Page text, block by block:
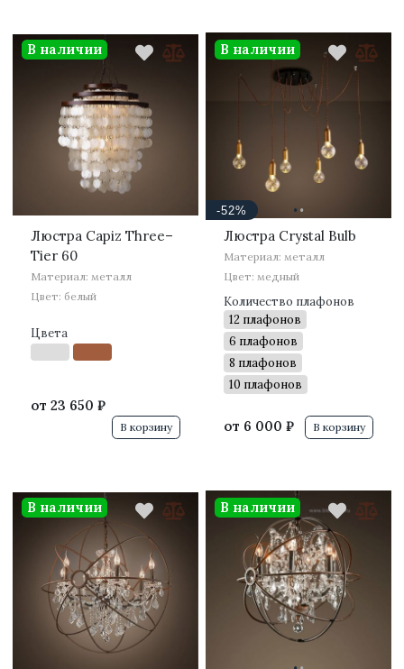
Люстра Capiz Three–
Tier 60
Материал: металл
Цвет: белый
Цвета
от 23 650 ₽
В наличии
В корзину
··
-52%
Люстра Crystal Bulb
Материал: металл
Цвет: медный
Количество плафонов
12 плафонов
6 плафонов
8 плафонов
10 плафонов
от 6 000 ₽
В наличии
В корзину
В наличии В наличии